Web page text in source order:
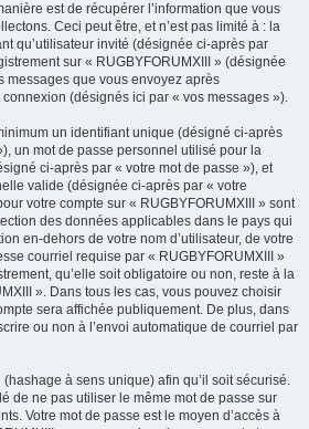
est de récupérer l’information que vous
Ceci peut être, et n’est pas limité à : la
qu’utilisateur invité (désignée ci-après par
sur « RUGBYFORUMXIII » (désignée
messages que vous envoyez après
connexion (désignés ici par « vos messages »).
un identifiant unique (désigné ci-après
un mot de passe personnel utilisé pour la
ci-après par « votre mot de passe »), et
valide (désignée ci-après par « votre
votre compte sur « RUGBYFORUMXIII » sont
des données applicables dans le pays qui
en-dehors de votre nom d’utilisateur, de votre
courriel requise par « RUGBYFORUMXIII »
qu’elle soit obligatoire ou non, reste à la
». Dans tous les cas, vous pouvez choisir
sera affichée publiquement. De plus, dans
ou non à l’envoi automatique de courriel par
à sens unique) afin qu’il soit sécurisé.
de ne pas utiliser le même mot de passe sur
Votre mot de passe est le moyen d’accès à